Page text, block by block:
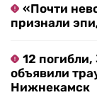
«Почти
признали
12
объявили
Нижнекамск